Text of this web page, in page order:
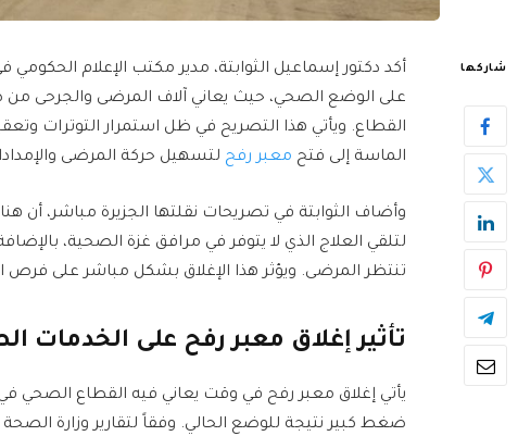
شاركها
أكد دكتور إسماعيل الثوابتة، مدير مكتب الإعلام
على الوضع الصحي، حيث يعاني آلاف المرضى والجرحى من
القطاع. ويأتي هذا التصريح في ظل استمرار التوترات
الماسة إلى فتح معبر رفح لتسهيل حركة المرضى
لتلقي العلاج الذي لا يتوفر في مرافق غزة الصحية،
تنتظر المرضى. ويؤثر هذا الإغلاق بشكل مباشر على فرص
تأثير إغلاق معبر رفح على الخدمات
يأتي إغلاق معبر رفح في وقت يعاني فيه القطاع الصحي
ضغط كبير نتيجة للوضع الحالي. وفقاً لتقارير وزارة